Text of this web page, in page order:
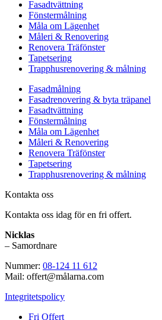
Fasadtvättning
Fönstermålning
Måla om Lägenhet
Måleri & Renovering
Renovera Träfönster
Tapetsering
Trapphusrenovering & målning
Fasadmålning
Fasadrenovering & byta träpanel
Fasadtvättning
Fönstermålning
Måla om Lägenhet
Måleri & Renovering
Renovera Träfönster
Tapetsering
Trapphusrenovering & målning
Kontakta oss
Kontakta oss idag för en fri offert.
Nicklas
– Samordnare
Nummer: 08-124 11 612
Mail: offert@målarna.com
Integritetspolicy
Fri Offert